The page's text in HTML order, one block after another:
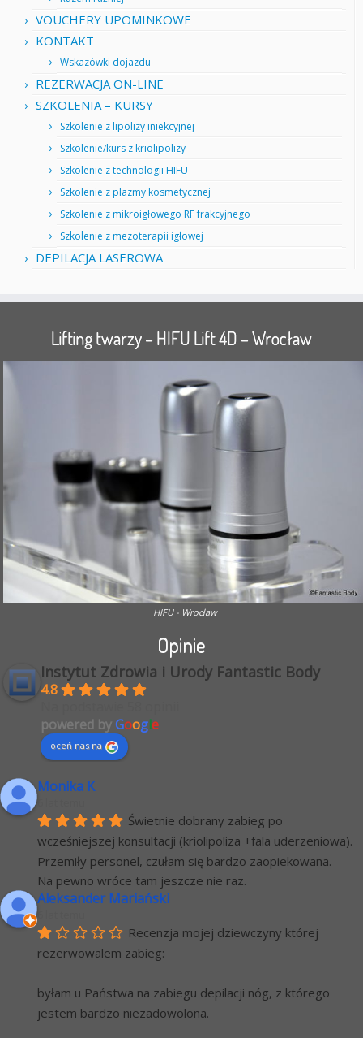
VOUCHERY UPOMINKOWE
KONTAKT
Wskazówki dojazdu
REZERWACJA ON-LINE
SZKOLENIA – KURSY
Szkolenie z lipolizy iniekcyjnej
Szkolenie/kurs z kriolipolizy
Szkolenie z technologii HIFU
Szkolenie z plazmy kosmetycznej
Szkolenie z mikroigłowego RF frakcyjnego
Szkolenie z mezoterapii igłowej
DEPILACJA LASEROWA
Lifting twarzy – HIFU Lift 4D – Wrocław
HIFU - Wrocław
Opinie
Instytut Zdrowia i Urody Fantastic Body
4.8
powered byGoogle
oceń nas na
Monika K
Świetnie dobrany zabieg po
wcześniejszej konsultacji (kriolipoliza +fala uderzeniowa).
Przemiły personel, czułam się bardzo zaopiekowana.
Na pewno wróce tam jeszcze nie raz.
Aleksander Mariański
Recenzja mojej dziewczyny której
rezerwowalem zabieg:
byłam u Państwa na zabiegu depilacji nóg, z którego
jestem bardzo niezadowolona.